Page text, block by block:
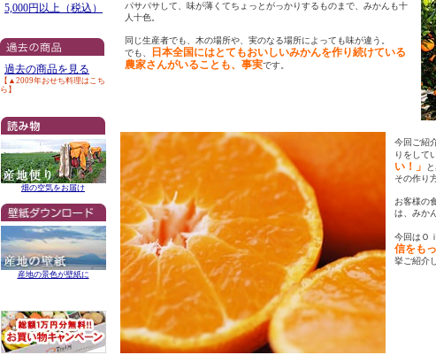
5,000円以上（税込）
過去の商品を見る
【▲2009年おせち料理はこち
ら】
畑の空気をお届け
産地の景色が壁紙に
パサパサして、味が薄くてちょっとがっかりするものまで、みかんも十
人十色。
同じ生産者でも、木の場所や、実のなる場所によっても味が違う。
でも、
日本全国にはとてもおいしいみかんを作り続けている
農家さんがいることも、事実です。
今回ご紹
りをして
い！」
その作り
お客様の
は、みか
今回はＯ
信をも
挙ご紹介